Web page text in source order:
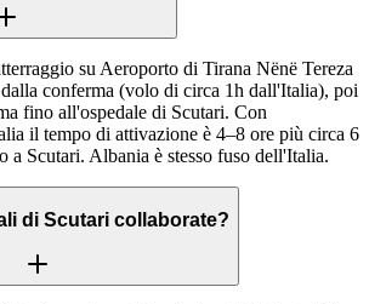
su Aeroporto di Tirana Nënë Tereza
conferma (volo di circa 1h dall'Italia), poi
fino all'ospedale di Scutari. Con
il tempo di attivazione è 4–8 ore più circa 6
a Scutari. Albania è stesso fuso dell'Italia.
di Scutari collaborate?